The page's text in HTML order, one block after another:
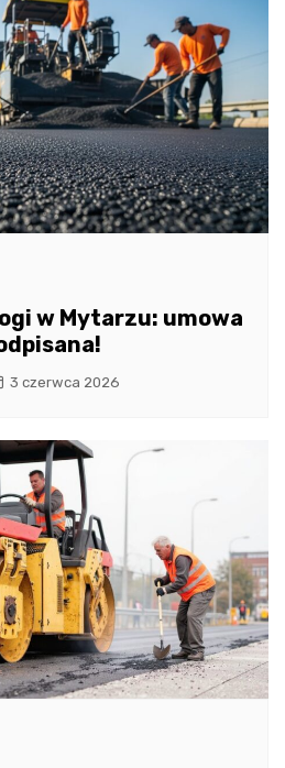
w Mytarzu: umowa
3 czerwca 2026